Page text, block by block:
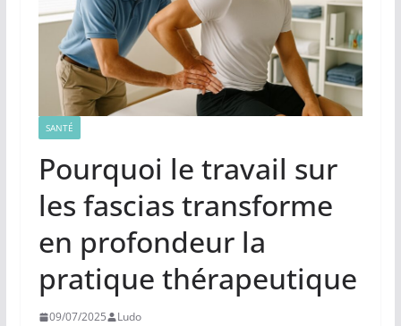
SANTÉ
Pourquoi le travail sur
les fascias transforme
en profondeur la
pratique thérapeutique
09/07/2025 Ludo